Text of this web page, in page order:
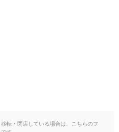
転・閉店している場合は、こちらのフ